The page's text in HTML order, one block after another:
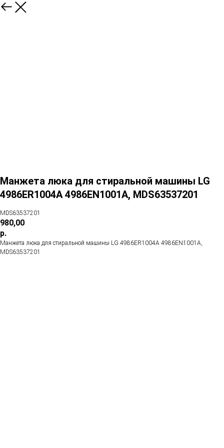
Манжета люка для стиральной машины LG
4986ER1004A 4986EN1001A, MDS63537201
MDS63537201
980,00
р.
Манжета люка для стиральной машины LG 4986ER1004A 4986EN1001A,
MDS63537201